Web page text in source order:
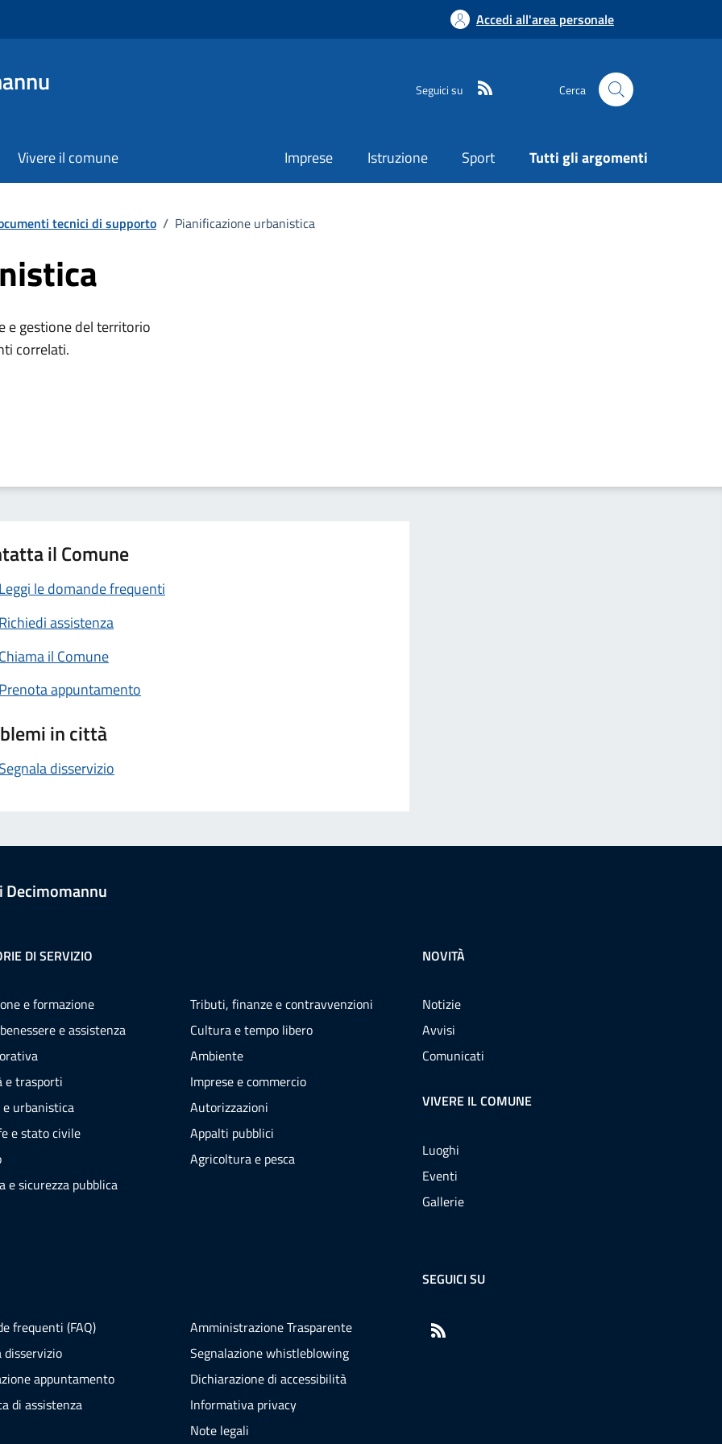
Accedi all'area personale
Seguici su Cerca
Vivere il comune Imprese Istruzione Sport Tutti gli argomenti
tecnici di supporto / Pianificazione urbanistica
e gestione del territorio
correlati.
il Comune
le domande frequenti
assistenza
il Comune
appuntamento
in città
disservizio
Decimomannu
DI SERVIZIO
e formazione
e assistenza
e trasporti
urbanistica
e stato civile
e sicurezza pubblica
Tributi, finanze e contravvenzioni
Cultura e tempo libero
Ambiente
Imprese e commercio
Autorizzazioni
Appalti pubblici
Agricoltura e pesca
NOVITÀ
Notizie
Avvisi
Comunicati
VIVERE IL COMUNE
Luoghi
Eventi
Gallerie
frequenti (FAQ)
disservizio
appuntamento
di assistenza
Amministrazione Trasparente
Segnalazione whistleblowing
Dichiarazione di accessibilità
Informativa privacy
Note legali
SEGUICI SU